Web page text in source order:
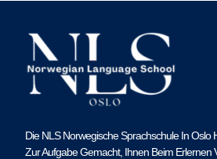
Die NLS Norwegische Sprachschule In Oslo
Zur Aufgabe Gemacht, Ihnen Beim Erlernen